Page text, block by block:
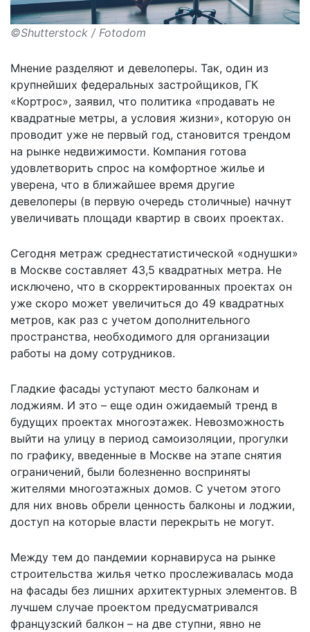
©Shutterstock / Fotodom
Мнение разделяют и девелоперы. Так, один из
крупнейших федеральных застройщиков, ГК
«Кортрос», заявил, что политика «продавать не
квадратные метры, а условия жизни», которую он
проводит уже не первый год, становится трендом
на рынке недвижимости. Компания готова
удовлетворить спрос на комфортное жилье и
уверена, что в ближайшее время другие
девелоперы (в первую очередь столичные) начнут
увеличивать площади квартир в своих проектах.
Сегодня метраж среднестатистической «однушки»
в Москве составляет 43,5 квадратных метра. Не
исключено, что в скорректированных проектах он
уже скоро может увеличиться до 49 квадратных
метров, как раз с учетом дополнительного
пространства, необходимого для организации
работы на дому сотрудников.
Гладкие фасады уступают место балконам и
лоджиям. И это – еще один ожидаемый тренд в
будущих проектах многоэтажек. Невозможность
выйти на улицу в период самоизоляции, прогулки
по графику, введенные в Москве на этапе снятия
ограничений, были болезненно восприняты
жителями многоэтажных домов. С учетом этого
для них вновь обрели ценность балконы и лоджии,
доступ на которые власти перекрыть не могут.
Между тем до пандемии корнавируса на рынке
строительства жилья четко прослеживалась мода
на фасады без лишних архитектурных элементов. В
лучшем случае проектом предусматривался
французский балкон – на две ступни, явно не